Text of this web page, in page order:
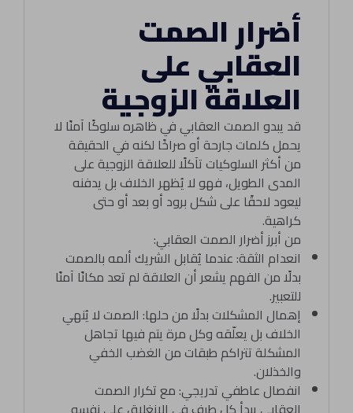
أضرار الصمت
العقابي على
العلاقة الزوجية
قد يبدو الصمت العقابي في ظاهره سلوكًا آمنًا لا
يحمل كلمات جارحة أو صراخًا لكنه في الحقيقة
من أكثر السلوكيات تآكلًا للعلاقة الزوجية على
المدى الطويل، فهو لا يُظهر الخلاف بل يدفنه
ليعود لاحقًا على شكل برود أو بعد أو حتى
كراهية.
من أبرز أضرار الصمت العقابي:
انعدام الثقة: عندما يُقابل الشريك ألمه بالصمت
بدلًا من الفهم يشعر أن العلاقة لم تعد مكانًا آمنًا
للتعبير.
إهمال المشكلات بدلًا من حلها: الصمت لا يُنهي
الخلاف بل يعلّقه وكل مرة يتم فيها تجاهل
المشكلة تتراكم طبقات من الغضب الخفي
والخذلان.
انفصال عاطفي تدريجي: مع تكرار الصمت